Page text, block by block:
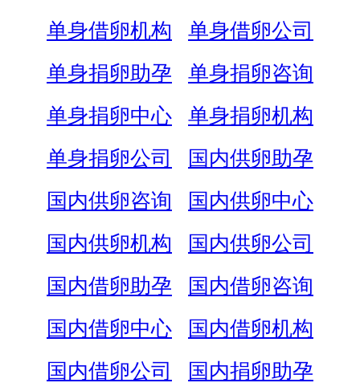
单身借卵机构
单身借卵公司
单身捐卵助孕
单身捐卵咨询
单身捐卵中心
单身捐卵机构
单身捐卵公司
国内供卵助孕
国内供卵咨询
国内供卵中心
国内供卵机构
国内供卵公司
国内借卵助孕
国内借卵咨询
国内借卵中心
国内借卵机构
国内借卵公司
国内捐卵助孕